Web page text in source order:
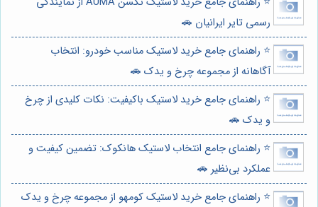
رسمی تایر ایرانیان 🚗
⭐️ راهنمای جامع خرید لاستیک مناسب خودرو: انتخاب
آگاهانه از مجموعه چرخ و یدک 🚗
⭐️ راهنمای جامع خرید لاستیک باکیفیت: نکات کلیدی از چرخ
و یدک 🚗
⭐️ راهنمای جامع انتخاب لاستیک هانکوک: تضمین کیفیت و
عملکرد بی‌نظیر 🚗
⭐️ راهنمای جامع خرید لاستیک کومهو از مجموعه چرخ و یدک